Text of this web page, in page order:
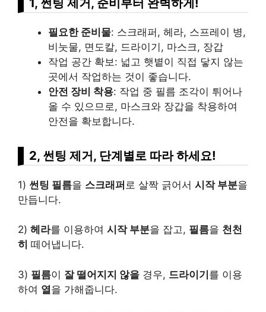
필요한 준비물: 스크래퍼, 헤라, 스프레이 병,
비눗물, 면도칼, 드라이기, 마스크, 장갑
작업 공간 확보: 넓고 햇볕이 직접 닿지 않는
곳에서 작업하는 것이 좋습니다.
안전 장비 착용: 작업 중 필름 조각이 튀어나
올 수 있으므로, 마스크와 장갑을 착용하여
안전을 확보합니다.
2, 썬팅 제거, 단계별로 따라 하세요!
1) 썬팅 필름을 스크래퍼 로 살짝 긁어서 시작 부분을
만듭니다.
2) 헤라를 이용하여 시작 부분을 잡고, 필름을 천천
히 떼어냅니다.
3) 필름이 잘 떨어지지 않을 경우, 드라이기를 이용
하여 열을 가해줍니다.